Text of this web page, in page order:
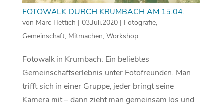
FOTOWALK DURCH KRUMBACH AM 15.04.
von Marc Hettich | 03.Juli.2020| Fotografie,
Gemeinschaft, Mitmachen, Workshop
Fotowalk in Krumbach: Ein beliebtes
Gemeinschaftserlebnis unter Fotofreunden. Man
trifft sich in einer Gruppe, jeder bringt seine
Kamera mit – dann zieht man gemeinsam los und